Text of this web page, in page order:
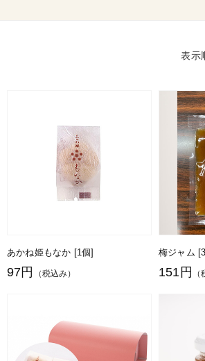
表
あかね姫もなか [1個]
97円 （税込み）
梅ジャム
151円